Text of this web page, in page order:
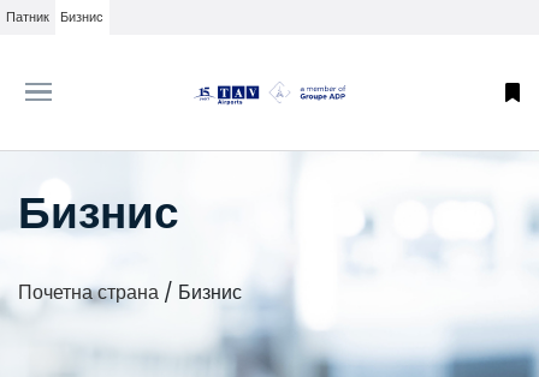
Патник Бизнис
Бизнис
Почетна страна / Бизнис